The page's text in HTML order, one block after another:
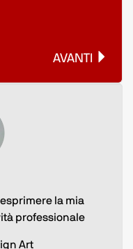
AVANTI
la mia
professionale
Art